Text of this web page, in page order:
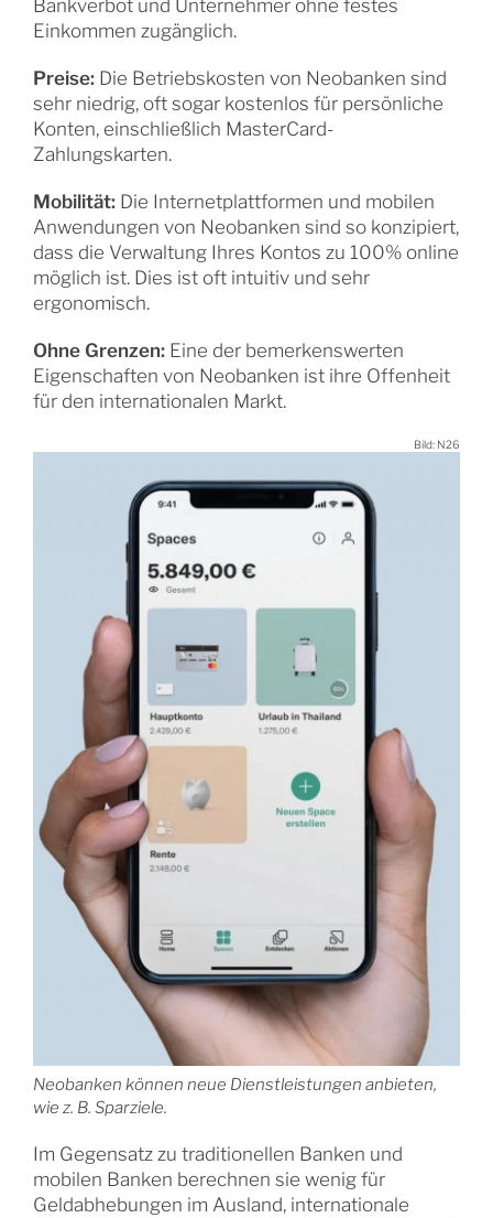
Bankverbot und Unternehmer ohne festes
Einkommen zugänglich.
Preise:Die Betriebskosten von Neobanken sind
sehr niedrig, oft sogar kostenlos für persönliche
Konten, einschließlich MasterCard-
Zahlungskarten.
Mobilität:Die Internetplattformen und mobilen
Anwendungen von Neobanken sind so konzipiert,
dass die Verwaltung Ihres Kontos zu 100% online
möglich ist. Dies ist oft intuitiv und sehr
ergonomisch.
Ohne Grenzen:Eine der bemerkenswerten
Eigenschaften von Neobanken ist ihre Offenheit
für den internationalen Markt.
Bild: N26
Neobanken können neue Dienstleistungen anbieten,
wie z. B. Sparziele.
Im Gegensatz zu traditionellen Banken und
mobilen Banken berechnen sie wenig für
Geldabhebungen im Ausland, internationale